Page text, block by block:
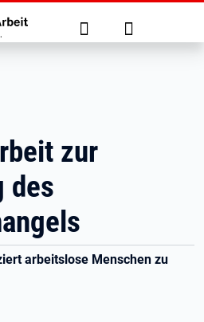
Suche Anmelden
zur
des
arbeitslose Menschen zu